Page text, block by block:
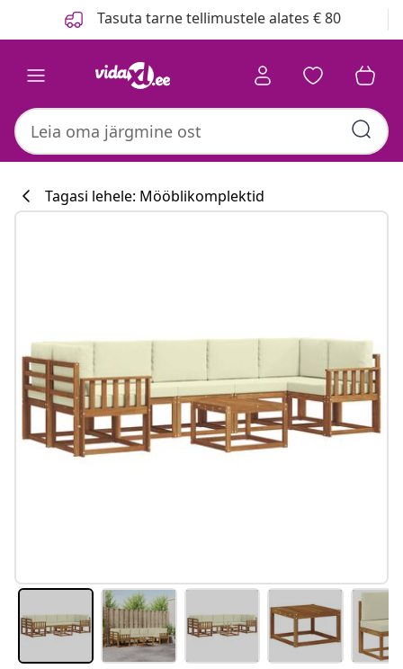
Tasuta tarne tellimustele alates € 80
#sharemevidaxl
Tagasi lehele: Mööblikomplektid